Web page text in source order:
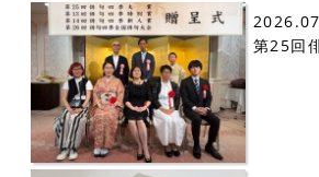
第25回